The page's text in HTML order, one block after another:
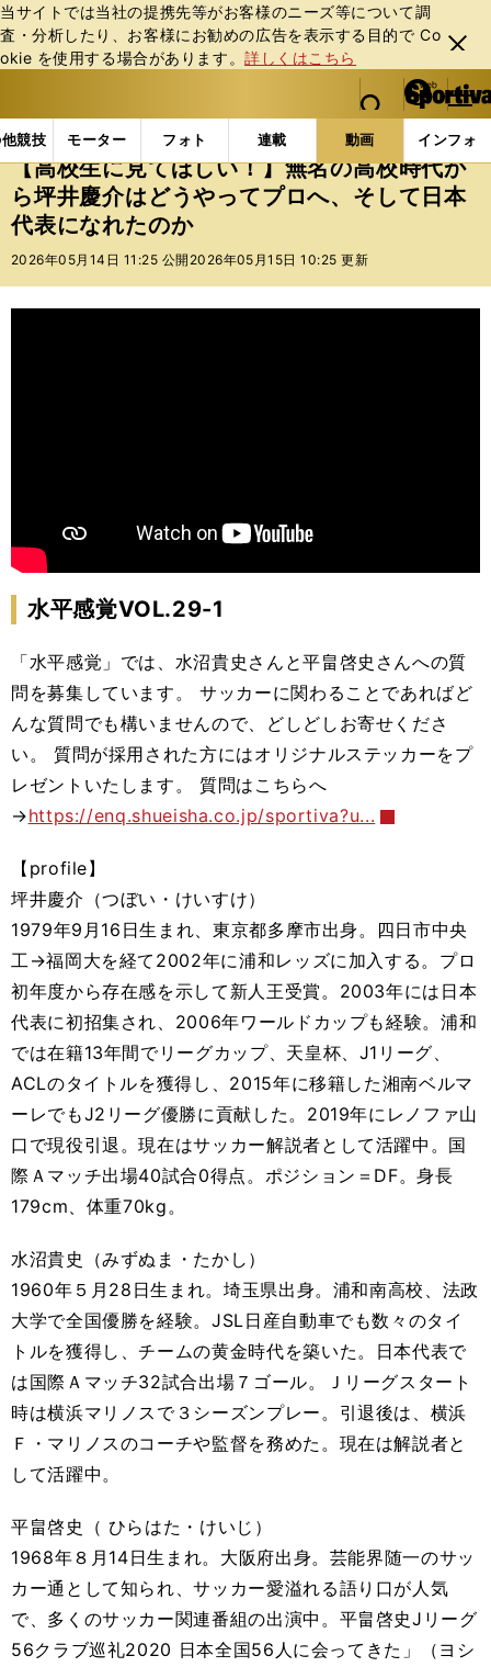
当サイトでは当社の提携先等がお客様のニーズ等について調
査・分析したり、お客様にお勧めの広告を表⽰する⽬的で Co
okie を使⽤する場合があります。詳しくはこちら
閉じ
る
web Sportiva (webスポルティーバ)
検索
マイペ
ー
ジ
メニュ
競技 モーター フォト 連載 動画 インフォ
b
ス
ポ
ル
テ
ー
バ
動画 【高校生に見てほしい！】無名の高校時代から坪
【高校生に見てほしい！】無名の高校時代か
ら坪井慶介はどうやってプロへ、そして日本
代表になれたのか
2026年05月14日 11:25 公開 2026年05月15日 10:25 更新
水平感覚VOL.29-1
「水平感覚」では、水沼貴史さんと平畠啓史さんへの質
問を募集しています。 サッカーに関わることであればど
んな質問でも構いませんので、どしどしお寄せくださ
い。 質問が採用された方にはオリジナルステッカーをプ
レゼントいたします。 質問はこちらへ
→https://enq.shueisha.co.jp/sportiva?u...
【profile】
坪井慶介（つぼい・けいすけ）
1979年9月16日生まれ、東京都多摩市出身。四日市中央
工→福岡大を経て2002年に浦和レッズに加入する。プロ
初年度から存在感を示して新人王受賞。2003年には日本
代表に初招集され、2006年ワールドカップも経験。浦和
では在籍13年間でリーグカップ、天皇杯、J1リーグ、
ACLのタイトルを獲得し、2015年に移籍した湘南ベルマ
ーレでもJ2リーグ優勝に貢献した。2019年にレノファ山
口で現役引退。現在はサッカー解説者として活躍中。国
際Ａマッチ出場40試合0得点。ポジション＝DF。身長
179cm、体重70kg。
水沼貴史（みずぬま・たかし）
1960年５月28日生まれ。埼玉県出身。浦和南高校、法政
大学で全国優勝を経験。JSL日産自動車でも数々のタイ
トルを獲得し、チームの黄金時代を築いた。日本代表で
は国際Ａマッチ32試合出場７ゴール。Ｊリーグスタート
時は横浜マリノスで３シーズンプレー。引退後は、横浜
Ｆ・マリノスのコーチや監督を務めた。現在は解説者と
して活躍中。
平畠啓史（ ひらはた・けいじ）
1968年８月14日生まれ。大阪府出身。芸能界随一のサッ
カー通として知られ、サッカー愛溢れる語り口が人気
で、多くのサッカー関連番組の出演中。平畠啓史Jリーグ
56クラブ巡礼2020 日本全国56人に会ってきた」（ヨシ